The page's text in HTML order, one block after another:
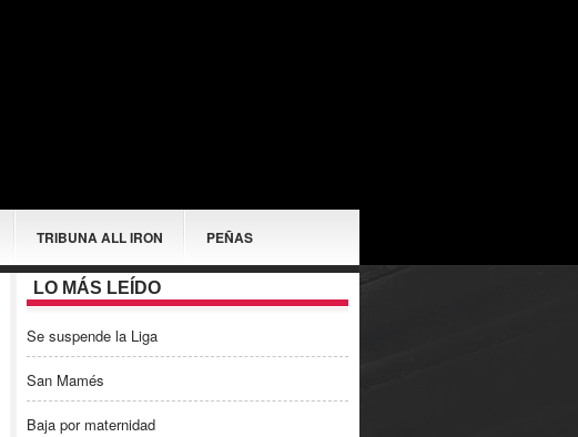
TRIBUNA ALL IRON PEÑAS
LO MÁS LEÍDO
Se suspende la Liga
San Mamés
Baja por maternidad